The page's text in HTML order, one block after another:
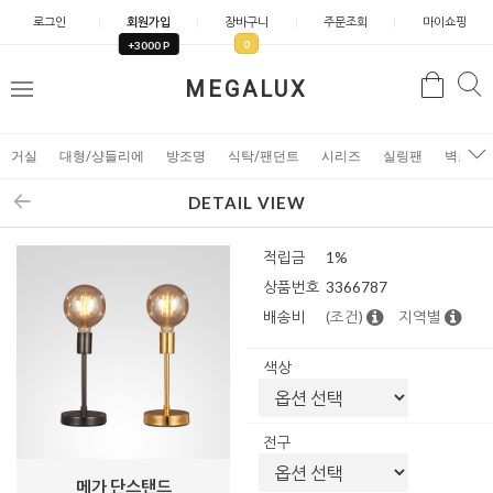
로그인 회원가입
+3000 P
장바구니
0
주문조회 마이쇼핑
MEGALUX
메
검
거실 대형/샹들리에 방조명 식탁/팬던트 시리즈 실링팬 벽조명
DETAIL VIEW
메가 단스탠드
적립금
1%
상품번호 3366787
배송비
(조건) 지역별
색상
전구